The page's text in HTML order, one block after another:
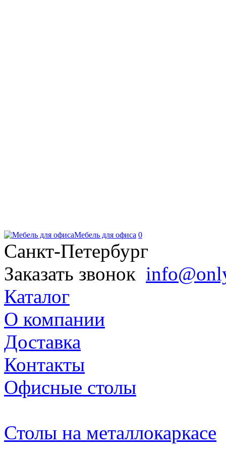
Мебель для офиса 0
Санкт-Петербург
Заказать звонок
Каталог
О компании
Доставка
Контакты
Офисные столы
Столы на металлокаркасе